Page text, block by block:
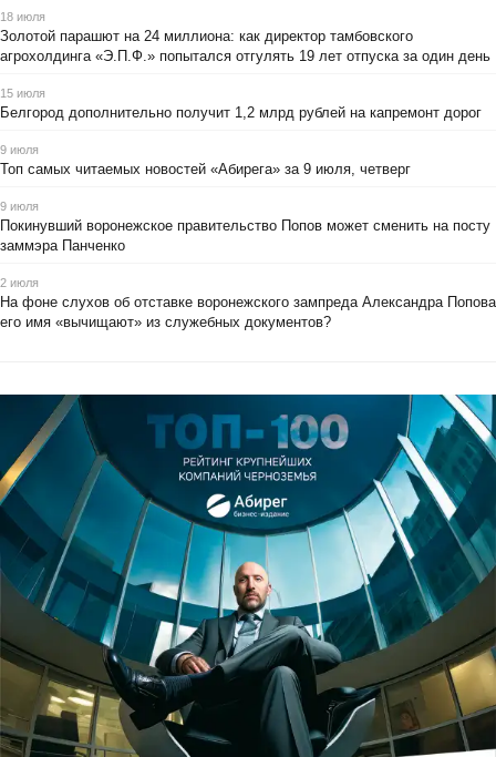
18 июля
Золотой парашют на 24 миллиона: как директор тамбовского
агрохолдинга «Э.П.Ф.» попытался отгулять 19 лет отпуска за один день
15 июля
Белгород дополнительно получит 1,2 млрд рублей на капремонт дорог
9 июля
Топ самых читаемых новостей «Абирега» за 9 июля, четверг
9 июля
Покинувший воронежское правительство Попов может сменить на посту
заммэра Панченко
2 июля
На фоне слухов об отставке воронежского зампреда Александра Попова
его имя «вычищают» из служебных документов?